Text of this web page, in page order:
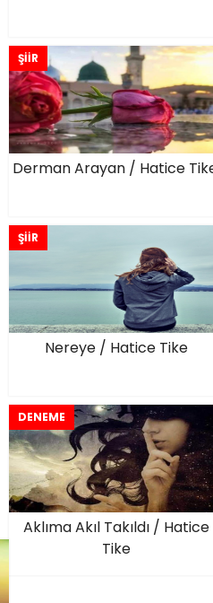
ŞİİR
Derman Arayan / Hatice
ŞİİR
Nereye / Hatice Tike
DENEME
Aklıma Akıl Takıldı / Hatice
Tike